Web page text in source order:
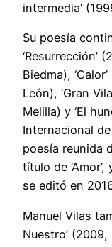
intermedia’
Su poesía
‘Resurrección’
Biedma),
León), ‘Gran
Melilla) y ‘El
Internacional
poesía reunida
título de
se editó en
Manuel Vilas
Nuestro’ (2009,